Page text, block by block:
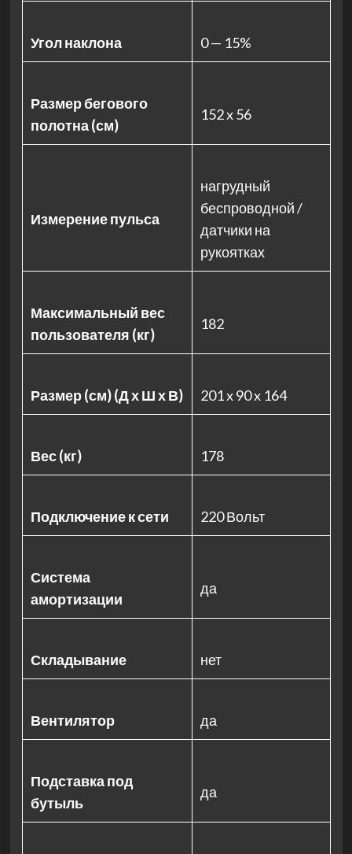
Угол наклона 0 — 15%
Размер бегового
полотна (см)
152 x 56
Измерение пульса
нагрудный
беспроводной /
датчики на
рукоятках
Максимальный вес
пользователя (кг)
182
Размер (см) (Д х Ш х В) 201 x 90 x 164
Вес (кг) 178
Подключение к сети 220 Вольт
Система
амортизации
да
Складывание нет
Вентилятор да
Подставка под
бутыль
да